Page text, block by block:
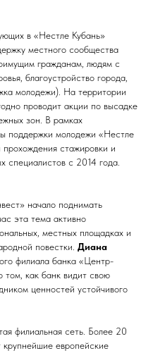
в «Нестле Кубань»
местного сообщества
гражданам, людям с
благоустройство города,
молодежи). На территории
проводит акции по высадке
зон. В рамках
поддержки молодежи «Нестле
стажировки и
специалистов с 2014 года.
начало поднимать
эта тема активно
местных площадках и
повестки. Диана
филиала банка «Центр-
том, как банк видит свою
ценностей устойчивого
филиальная сеть. Более 20
крупнейшие европейские